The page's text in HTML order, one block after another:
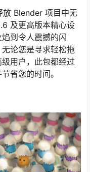
放 Blender 项目中无
及更高版本精心设
到令人震撼的闪
论您是寻求轻松拖
用户，此包都经过
省您的时间。